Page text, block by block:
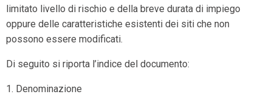
limitato livello di rischio e della breve durata di impiego
oppure delle caratteristiche esistenti dei siti che non
possono essere modificati.
Di seguito si riporta l’indice del documento:
1. Denominazione